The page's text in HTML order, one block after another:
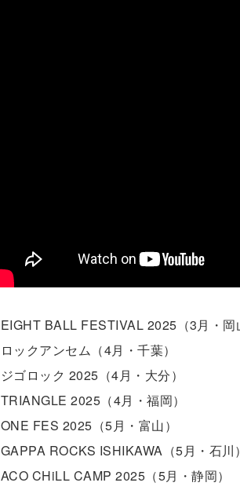
EIGHT BALL FESTIVAL 2025（3月・岡
ロックアンセム（4月・千葉）
ジゴロック 2025（4月・大分）
TRIANGLE 2025（4月・福岡）
ONE FES 2025（5月・富山）
GAPPA ROCKS ISHIKAWA（5月・石川）
ACO CHiLL CAMP 2025（5月・静岡）